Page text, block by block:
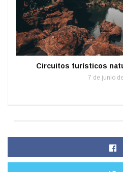
Circuitos turísticos
7 de junio